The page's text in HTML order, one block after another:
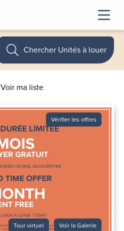
Voir ma liste
Chercher Unités à louer
Vérifier les offres
Tour virtuel Voir la Galerie